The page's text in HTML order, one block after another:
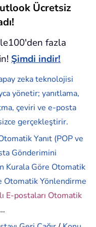
Ücretsiz
fazla
Şimdi indir!
zeka teknolojisi
yönetir; yanıtlama,
çeviri ve e-posta
gerçekleştirir.
Yanıt (POP ve
Gönderimini
Kurala Göre Otomatik
Otomatik Yönlendirme
E-postaları Otomatik
...